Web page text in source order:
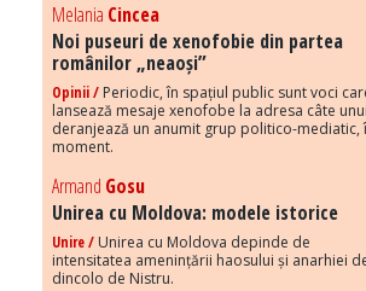
Melania Cincea
Noi puseuri de xenofobie din partea
românilor „neaoși”
Opinii / Periodic, în spațiul public sunt voci
lansează mesaje xenofobe la adresa câte
deranjează un anumit grup politico-mediatic,
moment.
Armand Gosu
Unirea cu Moldova: modele istorice
Unire / Unirea cu Moldova depinde de
intensitatea amenințării haosului și anarhiei
dincolo de Nistru.